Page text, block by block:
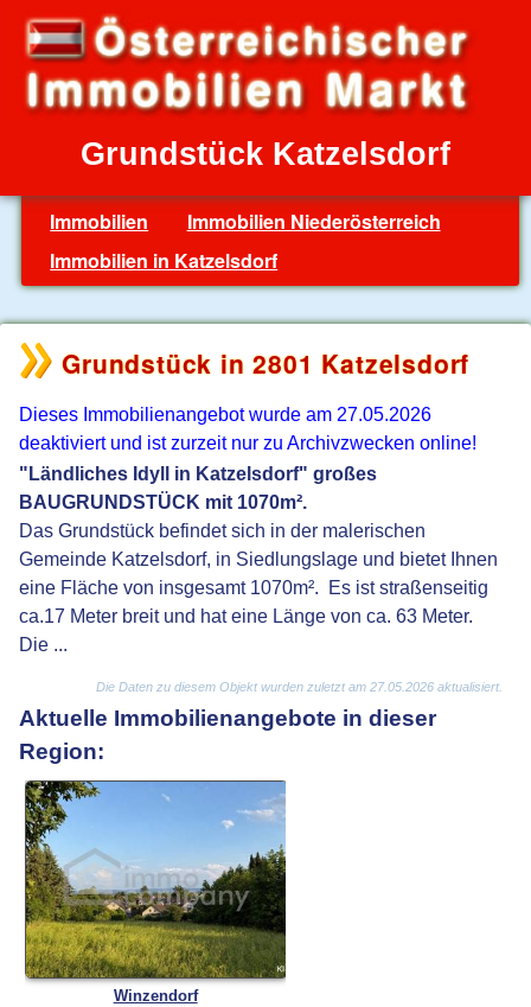
Grundstück Katzelsdorf
Immobilien
Immobilien Niederösterreich
Immobilien in Katzelsdorf
Grundstück in 2801 Katzelsdorf
Dieses Immobilienangebot wurde am 27.05.2026
deaktiviert und ist zurzeit nur zu Archivzwecken online!
"Ländliches Idyll in Katzelsdorf" großes
BAUGRUNDSTÜCK mit 1070m².
Das Grundstück befindet sich in der malerischen
Gemeinde Katzelsdorf, in Siedlungslage und bietet Ihnen
eine Fläche von insgesamt 1070m². Es ist straßenseitig
ca.17 Meter breit und hat eine Länge von ca. 63 Meter.
Die ...
Die Daten zu diesem Objekt wurden zuletzt am 27.05.2026 aktualisiert.
Aktuelle Immobilienangebote in dieser
Region:
Winzendorf